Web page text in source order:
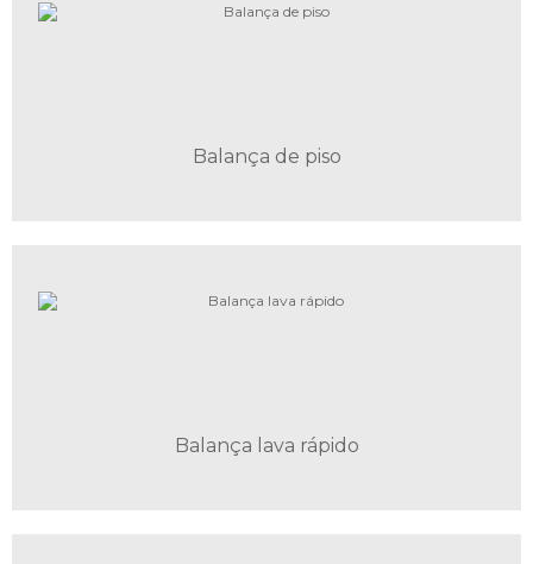
Balança de piso
Balança lava rápido